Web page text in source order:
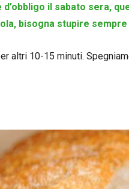
d’obbligo il sabato sera,
bisogna stupire
altri 10-15 minuti.